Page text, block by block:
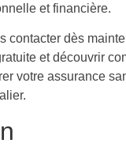
et financière.
contacter dès
et découvrir
votre assurance